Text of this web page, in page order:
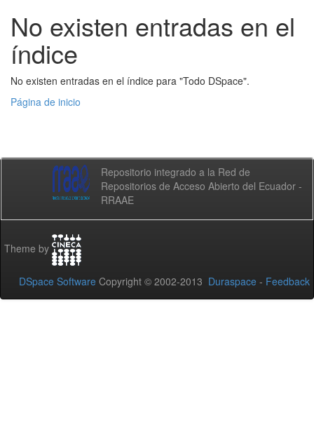
No existen entradas en el
índice
No existen entradas en el índice para "Todo DSpace".
Página de inicio
Repositorio integrado a la Red de
Repositorios de Acceso Abierto del Ecuador -
RRAAE
Theme by
DSpace Software Copyright © 2002-2013 Duraspace - Feedback